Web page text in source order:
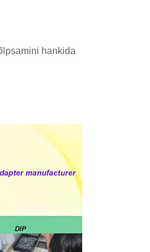
hankida